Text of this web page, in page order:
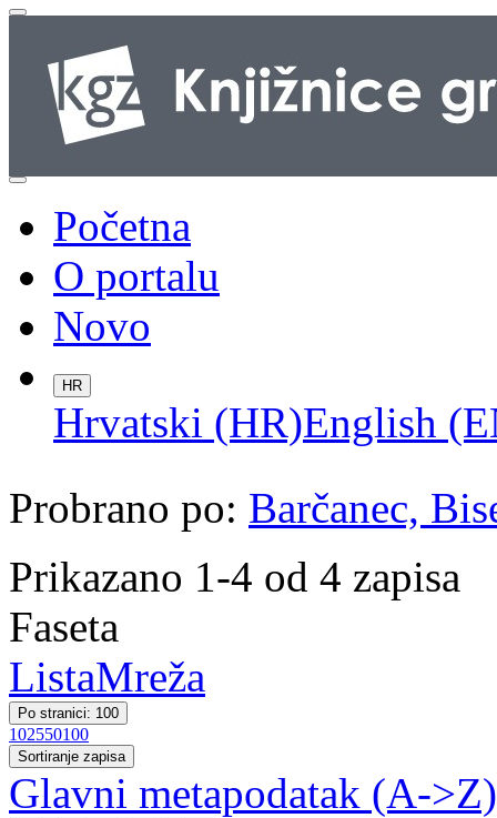
Početna
O portalu
Novo
HR
Hrvatski (HR)English
Probrano po: Barčanec,
Prikazano 1-4 od 4 zapisa
Faseta
ListaMreža
Po stranici: 100
102550100
Sortiranje zapisa
Glavni metapodatak (A->Z)